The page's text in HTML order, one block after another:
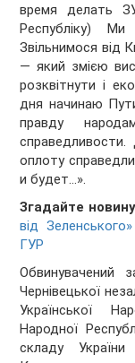
время делать
Республіку)
Звільнимося від
— який змією
розквітнути і
дня начинаю
правду
оплоту
и будет…».
Згадайте
від
ГУР
Обвинувачений
Чернівецької
Української
Народної
складу